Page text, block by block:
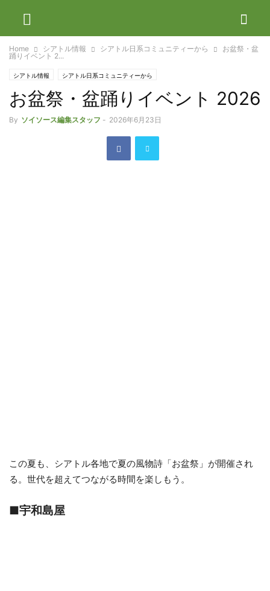
Home シアトル情報 シアトル日系コミュニティーから
お盆祭・盆
踊りイベント 2...
シアトル情報 シアトル日系コミュニティーから
お盆祭・盆踊りイベント 2026
By ソイソース編集スタッフ - 2026年6月23日
この夏も、シアトル各地で夏の風物詩「お盆祭」が開催され
る。世代を超えてつながる時間を楽しもう。
■宇和島屋